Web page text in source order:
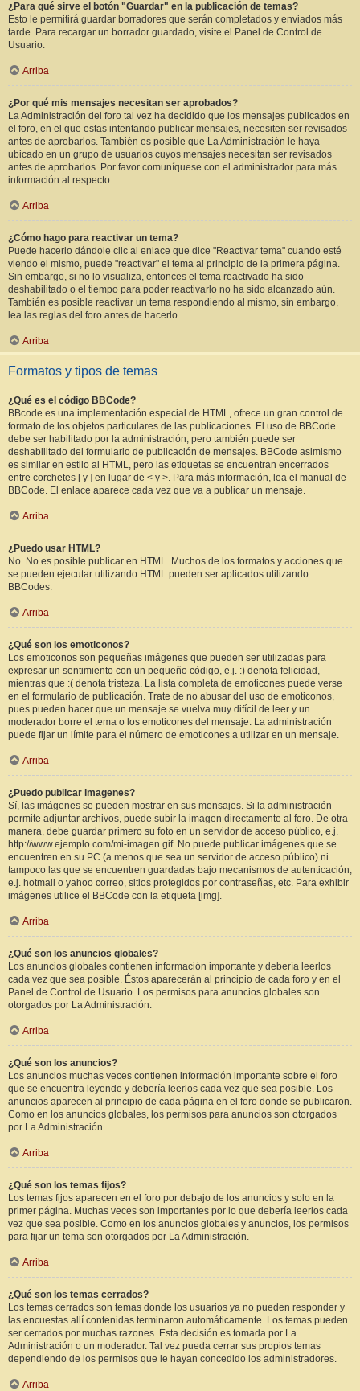
¿Para qué sirve el botón "Guardar" en la publicación de temas?
Esto le permitirá guardar borradores que serán completados y enviados más
tarde. Para recargar un borrador guardado, visite el Panel de Control de
Usuario.
Arriba
¿Por qué mis mensajes necesitan ser aprobados?
La Administración del foro tal vez ha decidido que los mensajes publicados en
el foro, en el que estas intentando publicar mensajes, necesiten ser revisados
antes de aprobarlos. También es posible que La Administración le haya
ubicado en un grupo de usuarios cuyos mensajes necesitan ser revisados
antes de aprobarlos. Por favor comuníquese con el administrador para más
información al respecto.
Arriba
¿Cómo hago para reactivar un tema?
Puede hacerlo dándole clic al enlace que dice "Reactivar tema" cuando esté
viendo el mismo, puede "reactivar" el tema al principio de la primera página.
Sin embargo, si no lo visualiza, entonces el tema reactivado ha sido
deshabilitado o el tiempo para poder reactivarlo no ha sido alcanzado aún.
También es posible reactivar un tema respondiendo al mismo, sin embargo,
lea las reglas del foro antes de hacerlo.
Arriba
Formatos y tipos de temas
¿Qué es el código BBCode?
BBcode es una implementación especial de HTML, ofrece un gran control de
formato de los objetos particulares de las publicaciones. El uso de BBCode
debe ser habilitado por la administración, pero también puede ser
deshabilitado del formulario de publicación de mensajes. BBCode asimismo
es similar en estilo al HTML, pero las etiquetas se encuentran encerrados
entre corchetes [ y ] en lugar de < y >. Para más información, lea el manual de
BBCode. El enlace aparece cada vez que va a publicar un mensaje.
Arriba
¿Puedo usar HTML?
No. No es posible publicar en HTML. Muchos de los formatos y acciones que
se pueden ejecutar utilizando HTML pueden ser aplicados utilizando
BBCodes.
Arriba
¿Qué son los emoticonos?
Los emoticonos son pequeñas imágenes que pueden ser utilizadas para
expresar un sentimiento con un pequeño código, e.j. :) denota felicidad,
mientras que :( denota tristeza. La lista completa de emoticones puede verse
en el formulario de publicación. Trate de no abusar del uso de emoticonos,
pues pueden hacer que un mensaje se vuelva muy difícil de leer y un
moderador borre el tema o los emoticones del mensaje. La administración
puede fijar un límite para el número de emoticones a utilizar en un mensaje.
Arriba
¿Puedo publicar imagenes?
Sí, las imágenes se pueden mostrar en sus mensajes. Si la administración
permite adjuntar archivos, puede subir la imagen directamente al foro. De otra
manera, debe guardar primero su foto en un servidor de acceso público, e.j.
http://www.ejemplo.com/mi-imagen.gif. No puede publicar imágenes que se
encuentren en su PC (a menos que sea un servidor de acceso público) ni
tampoco las que se encuentren guardadas bajo mecanismos de autenticación,
e.j. hotmail o yahoo correo, sitios protegidos por contraseñas, etc. Para exhibir
imágenes utilice el BBCode con la etiqueta [img].
Arriba
¿Qué son los anuncios globales?
Los anuncios globales contienen información importante y debería leerlos
cada vez que sea posible. Éstos aparecerán al principio de cada foro y en el
Panel de Control de Usuario. Los permisos para anuncios globales son
otorgados por La Administración.
Arriba
¿Qué son los anuncios?
Los anuncios muchas veces contienen información importante sobre el foro
que se encuentra leyendo y debería leerlos cada vez que sea posible. Los
anuncios aparecen al principio de cada página en el foro donde se publicaron.
Como en los anuncios globales, los permisos para anuncios son otorgados
por La Administración.
Arriba
¿Qué son los temas fijos?
Los temas fijos aparecen en el foro por debajo de los anuncios y solo en la
primer página. Muchas veces son importantes por lo que debería leerlos cada
vez que sea posible. Como en los anuncios globales y anuncios, los permisos
para fijar un tema son otorgados por La Administración.
Arriba
¿Qué son los temas cerrados?
Los temas cerrados son temas donde los usuarios ya no pueden responder y
las encuestas allí contenidas terminaron automáticamente. Los temas pueden
ser cerrados por muchas razones. Esta decisión es tomada por La
Administración o un moderador. Tal vez pueda cerrar sus propios temas
dependiendo de los permisos que le hayan concedido los administradores.
Arriba